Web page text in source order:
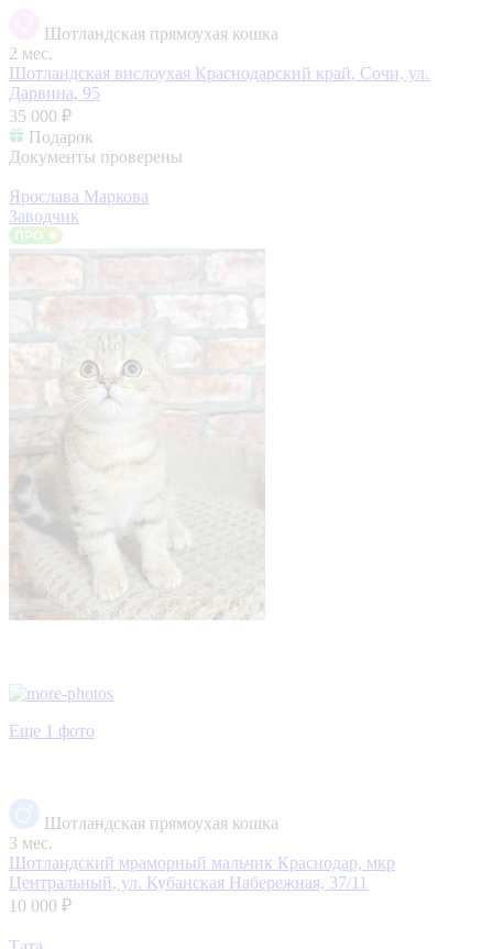
Шотландская прямоухая кошка
2 мес.
Шотландская вислоухая Краснодарский край, Сочи, ул.
Дарвина, 95
35 000 ₽
Подарок
Документы проверены
Ярослава Маркова
Заводчик
Еще 1 фото
Шотландская прямоухая кошка
3 мес.
Шотландский мраморный мальчик Краснодар, мкр
Центральный, ул. Кубанская Набережная, 37/11
10 000 ₽